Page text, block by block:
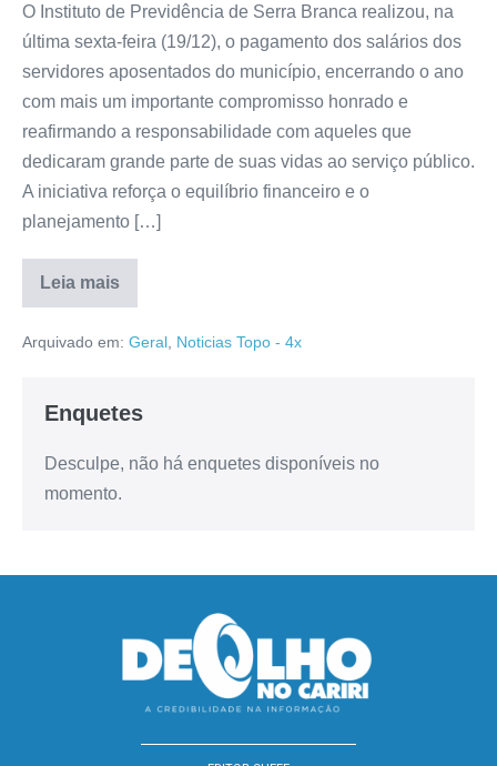
O Instituto de Previdência de Serra Branca realizou, na
última sexta-feira (19/12), o pagamento dos salários dos
servidores aposentados do município, encerrando o ano
com mais um importante compromisso honrado e
reafirmando a responsabilidade com aqueles que
dedicaram grande parte de suas vidas ao serviço público.
A iniciativa reforça o equilíbrio financeiro e o
planejamento […]
Leia mais
Arquivado em: Geral Noticias Topo - 4x
Enquetes
Desculpe, não há enquetes disponíveis no
momento.